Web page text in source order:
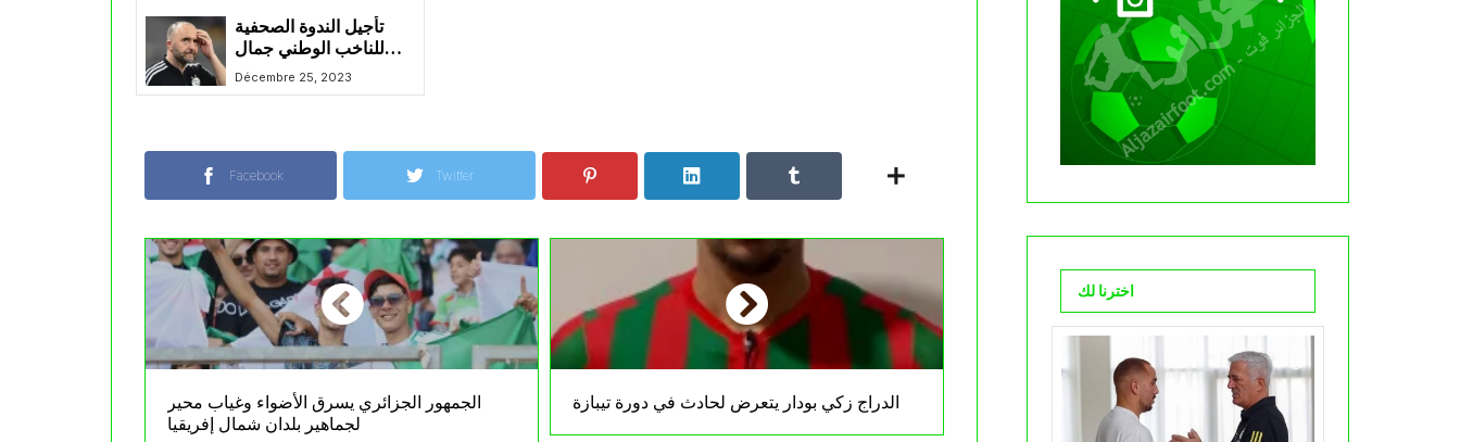
تأجيل الندوة الصحفية
للناخب الوطني جمال
بلماضي
Décembre 25, 2023
Facebook Twitter
الجمهور الجزائري يسرق الأضواء وغياب محير
لجماهير بلدان شمال إفريقيا
الدراج زكي بودار يتعرض لحادث في دورة تيبازة
اخترنا لك